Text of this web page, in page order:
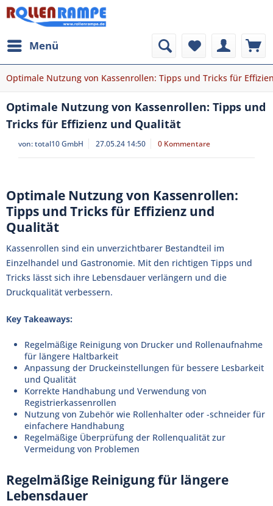
Menü
Optimale Nutzung von Kassenrollen: Tipps und Tricks für
Optimale Nutzung von Kassenrollen: Tipps und
Tricks für Effizienz und Qualität
von:total10 GmbH 27.05.24 14:50 0 Kommentare
Optimale Nutzung von Kassenrollen:
Tipps und Tricks für Effizienz und
Qualität
Kassenrollen sind ein unverzichtbarer Bestandteil im
Einzelhandel und Gastronomie. Mit den richtigen Tipps und
Tricks lässt sich ihre Lebensdauer verlängern und die
Druckqualität verbessern.
Key Takeaways:
Regelmäßige Reinigung von Drucker und Rollenaufnahme
für längere Haltbarkeit
Anpassung der Druckeinstellungen für bessere Lesbarkeit
und Qualität
Korrekte Handhabung und Verwendung von
Registrierkassenrollen
Nutzung von Zubehör wie Rollenhalter oder -schneider für
einfachere Handhabung
Regelmäßige Überprüfung der Rollenqualität zur
Vermeidung von Problemen
Regelmäßige Reinigung für längere
Lebensdauer